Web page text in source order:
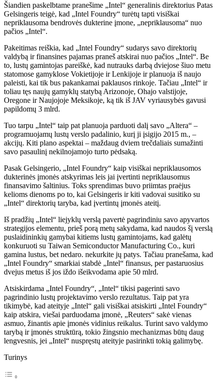
Šiandien paskelbtame pranešime „Intel“ generalinis direktorius Patas
Gelsingeris teigė, kad „Intel Foundry“ turėtų tapti visiškai
nepriklausoma bendrovės dukterine įmone, „nepriklausoma“ nuo
pačios „Intel“.
Pakeitimas reiškia, kad „Intel Foundry“ sudarys savo direktorių
valdybą ir finansines pajamas praneš atskirai nuo pačios „Intel“. Be
to, lustų gamintojas pareiškė, kad nutrauks darbą dviejose šiuo metu
statomose gamyklose Vokietijoje ir Lenkijoje ir planuoja iš naujo
paleisti, kai tik bus pakankamai paklausos rinkoje. Tačiau „Intel“ ir
toliau tęs naujų gamyklų statybą Arizonoje, Ohajo valstijoje,
Oregone ir Naujojoje Meksikoje, ką tik iš JAV vyriausybės gavusi
papildomų 3 mlrd.
Tuo tarpu „Intel“ taip pat planuoja parduoti dalį savo „Altera“ –
programuojamų lustų verslo padalinio, kurį ji įsigijo 2015 m., –
akcijų. Kiti plano aspektai – maždaug dviem trečdaliais sumažinti
savo pasaulinį nekilnojamojo turto pėdsaką.
Pasak Gelsingerio, „Intel Foundry“ kaip visiškai nepriklausomos
dukterinės įmonės atskyrimas leis jai įvertinti nepriklausomus
finansavimo šaltinius. Toks sprendimas buvo priimtas praėjus
kelioms dienoms po to, kai Gelsingeris ir kiti vadovai susitiko su
„Intel“ direktorių taryba, kad įvertintų įmonės ateitį.
Iš pradžių „Intel“ liejyklų verslą pavertė pagrindiniu savo apyvartos
strategijos elementu, prieš porą metų sakydama, kad naudos šį verslą
puslaidininkių gamybai kitiems lustų gamintojams, kad galėtų
konkuruoti su Taiwan Semiconductor Manufacturing Co., kuri
gamina lustus, bet nedaro. nekurkite jų patys. Tačiau pranešama, kad
„Intel Foundry“ smarkiai stabdė „Intel“ finansus, per pastaruosius
dvejus metus iš jos iždo išeikvodama apie 50 mlrd.
Atsiskirdama „Intel Foundry“, „Intel“ tikisi pagerinti savo
pagrindinio lustų projektavimo verslo rezultatus. Taip pat yra
tikimybė, kad ateityje „Intel“ gali visiškai atsiskirti „Intel Foundry“
kaip atskira, viešai parduodama įmonė, „Reuters“ sakė vienas
asmuo, žinantis apie įmonės vidinius reikalus. Turint savo valdymo
tarybą ir įmonės struktūrą, tokio žingsnio mechanizmas būtų daug
lengvesnis, jei „Intel“ nuspręstų ateityje pasirinkti tokią galimybę.
Turinys